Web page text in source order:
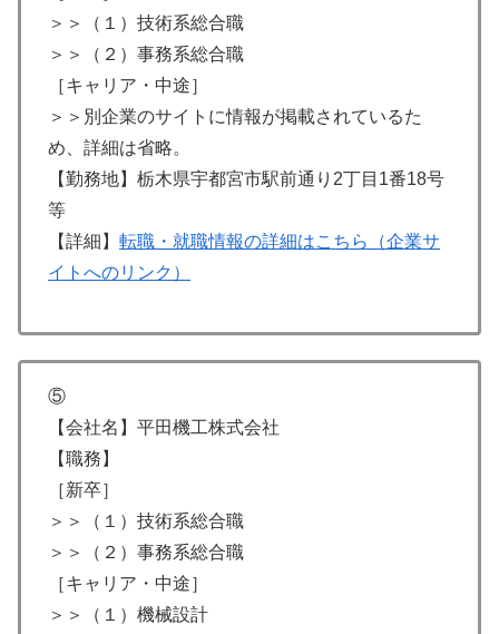
＞＞（１）技術系総合職
＞＞（２）事務系総合職
［キャリア・中途］
＞＞別企業のサイトに情報が掲載されているた
め、詳細は省略。
【勤務地】栃木県宇都宮市駅前通り2丁目1番18号
等
【詳細】 転職・就職情報の詳細はこちら（企業サ
イトへのリンク）
⑤
【会社名】平田機工株式会社
【職務】
［新卒］
＞＞（１）技術系総合職
＞＞（２）事務系総合職
［キャリア・中途］
＞＞（１）機械設計